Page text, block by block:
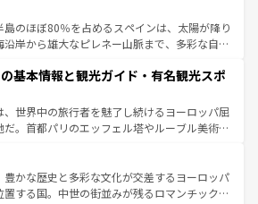
カーナの美しい田園風景やアマルフィ海岸の絶
然景観も見逃せない。観光の合間には、本場の
タなど、絶品のイタリア料理を堪能することも
るイタリアで、忘れられない旅をしてみよう！
イタリア情報は
島のほぼ80％を占めるスペインは、太陽が降り
沿岸から雄大なピレネー山脈まで、多彩な自然
くこの国では、情熱的なフラメンコ、熱気あふ
そして美味しいタパスが生活の一部となってい
ドリードの洗練された雰囲気や、バルセロナの
れた街角から、地方では古代ローマ遺跡や中世
によって風土や気候が異なるスペインはその個
性で訪れる人を魅了する。 なお、新着のスペイン情報は コ
覧を参照してほしい。
基本情報と観光ガイド・有名観光スポ
、世界中の旅行者を魅了し続けるヨーロッパ屈
だ。首都パリのエッフェル塔やルーブル美術館
魅力が詰まっている。華麗な宮殿、歴史的な大
いビーチ、そして豊かな自然が、訪れる者を心
る。また、フランスは美食の国としても知ら
豊かな歴史と多彩な文化が交差するヨーロッパ
置する国。中世の街並みが残るロマンチック街